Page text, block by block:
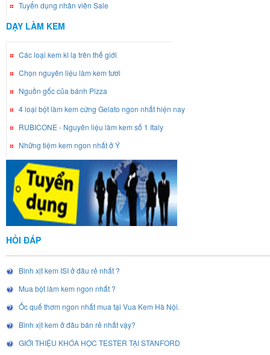
Tuyển dụng nhân viên Sale
DẠY LÀM KEM
Các loại kem kì lạ trên thế giới
Chọn nguyên liệu làm kem tươi
Nguồn gốc của bánh Pizza
4 loại bột làm kem cứng Gelato ngon nhất hiện nay
RUBICONE - Nguyên liệu làm kem số 1 Italy
Những tiệm kem ngon nhất ở Ý
HỎI ĐÁP
Bình xịt kem ISI ở đâu rẻ nhất ?
Mua bột làm kem ngon nhất ?
Ốc quế thơm ngon nhất mua tại Vua Kem Hà Nội.
Bình xịt kem ở đâu bán rẻ nhất vậy?
GIỚI THIỆU KHÓA HỌC TESTER TẠI STANFORD